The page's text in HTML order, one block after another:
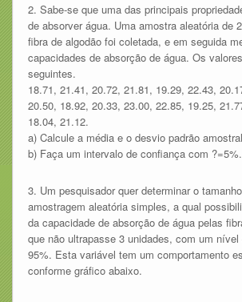
2. Sabe-se que uma das principais
de absorver água. Uma amostra aleatória de
fibra de algodão foi coletada, e em seguida
capacidades de absorção de água. Os
seguintes.
18.71, 21.41, 20.72, 21.81, 19.29, 22.43,
20.50, 18.92, 20.33, 23.00, 22.85, 19.25,
18.04, 21.12.
a) Calcule a média e o desvio padrão
b) Faça um intervalo de confiança com ?=5%.
3. Um pesquisador quer determinar o
amostragem aleatória simples, a qual
da capacidade de absorção de água pelas
que não ultrapasse 3 unidades, com um
95%. Esta variável tem um comportamento
conforme gráfico abaixo.